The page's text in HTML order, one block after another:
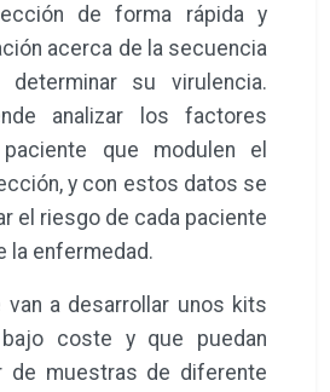
de forma rápida y
acerca de la secuencia
su virulencia.
analizar los factores
que modulen el
y con estos datos se
el riesgo de cada paciente
la enfermedad.
a desarrollar unos kits
coste y que puedan
de muestras de diferente